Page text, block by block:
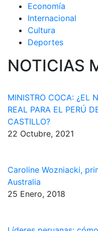
Economía
Internacional
Cultura
Deportes
NOTICIAS
MINISTRO COCA: ¿EL
REAL PARA EL PERÚ
CASTILLO?
22 Octubre, 2021
Caroline Wozniacki,
Australia
25 Enero, 2018